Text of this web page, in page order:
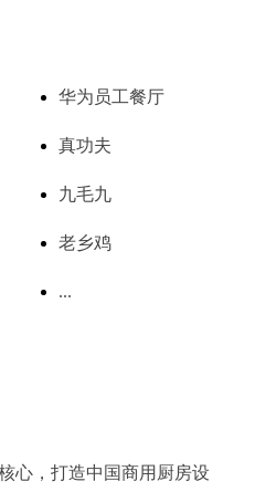
华为员工餐厅
真功夫
九毛九
老乡鸡
...
心，打造中国商用厨房设